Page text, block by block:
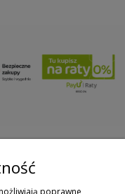
poprawne